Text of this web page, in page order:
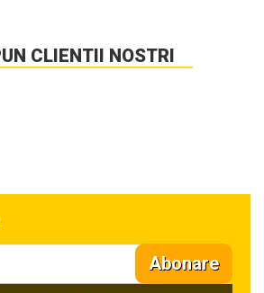
CLIENTII NOSTRI
Abonare